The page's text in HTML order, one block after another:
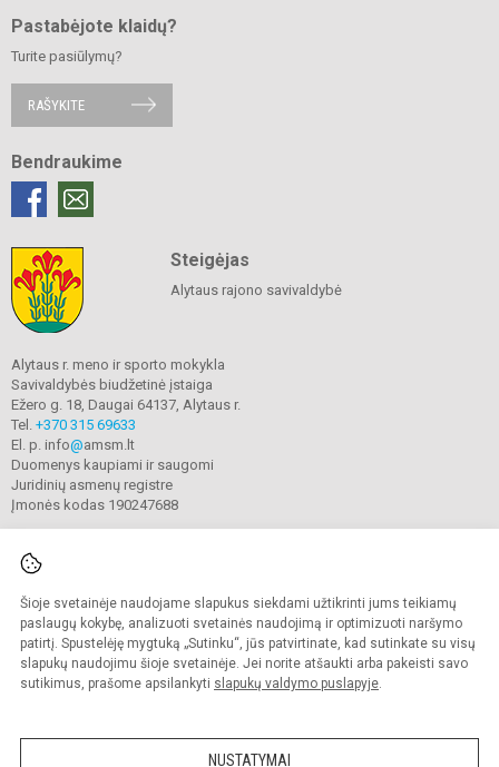
Šioje svetainėje naudojame slapukus siekdami užtikrinti jums teikiamų
paslaugų kokybę, analizuoti svetainės naudojimą ir optimizuoti naršymo
patirtį. Spustelėję mygtuką „Sutinku“, jūs patvirtinate, kad sutinkate su visų
slapukų naudojimu šioje svetainėje. Jei norite atšaukti arba pakeisti savo
sutikimus, prašome apsilankyti slapukų valdymo puslapyje.
NUSTATYMAI
Pastabėjote klaidų?
Turite pasiūlymų?
RAŠYKITE
Bendraukime
Steigėjas
Alytaus rajono savivaldybė
Alytaus r. meno ir sporto mokykla
Savivaldybės biudžetinė įstaiga
Ežero g. 18, Daugai 64137, Alytaus r.
Tel. +370 315 69633
El. p. info@amsm.lt
Duomenys kaupiami ir saugomi
Juridinių asmenų registre
Įmonės kodas 190247688
© 2020. Alytaus r. meno ir sporto mokykla. Visos teisės saugomos.
Kopijuoti turinį be raštiško mokyklos sutikimo griežtai draudžiama.
Prieinamumo paraiška Slapukų valdymas
Sumanus būdas atnaujinti